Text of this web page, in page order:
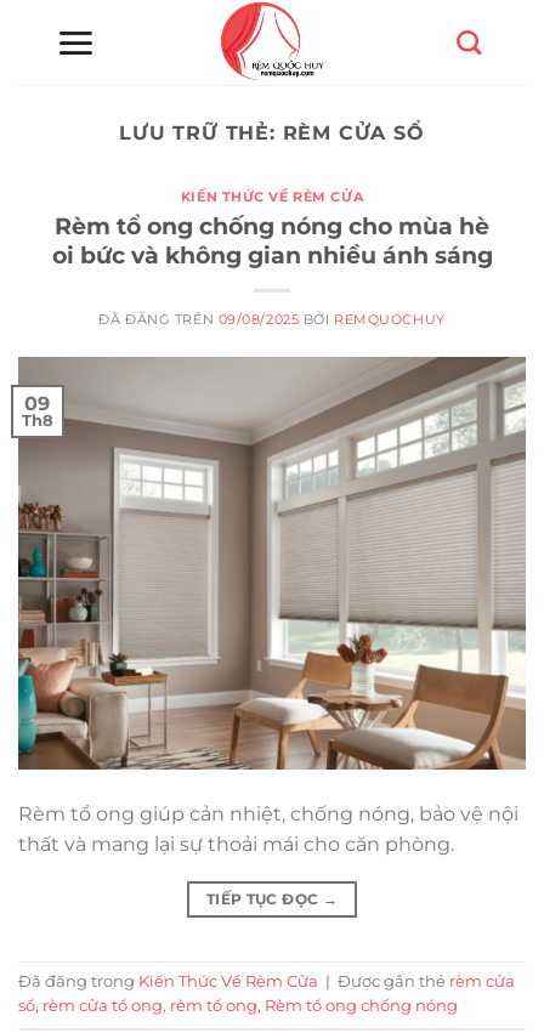
LƯU TRỮ THẺ: RÈM CỬA SỔ
KIẾN THỨC VỀ RÈM CỬA
Rèm tổ ong chống nóng cho mùa hè
oi bức và không gian nhiều ánh sáng
ĐÃ ĐĂNG TRÊN 09/08/2025 BỞI REMQUOCHUY
09
Th8
Rèm tổ ong giúp cản nhiệt, chống nóng, bảo vệ nội
thất và mang lại sự thoải mái cho căn phòng.
TIẾP TỤC ĐỌC →
Đã đăng trong Kiến Thức Về Rèm Cửa | Được gắn thẻ rèm cửa
sổ, rèm cửa tổ ong, rèm tổ ong, Rèm tổ ong chống nóng